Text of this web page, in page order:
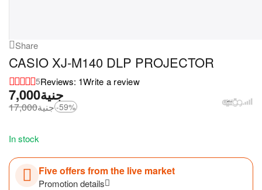
Share
CASIO XJ-M140 DLP PROJECTOR
5Reviews: 1Write a review
جنية7,000
جنية17,000 -59%
In stock
Five offers from the live market
Promotion details